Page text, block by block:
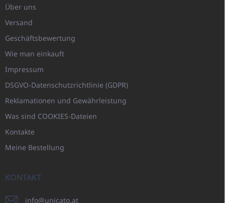
Über uns
Versand
Geschäftsbewertung
Wie man einkauft
Impressum
DSGVO-Datenschutzrichtlinie (GDPR)
Reklamationen und Gewährleistung
Was sind COOKIES-Dateien
Kontakte
Meine Bestellung
KONTAKT
info@unicato.at